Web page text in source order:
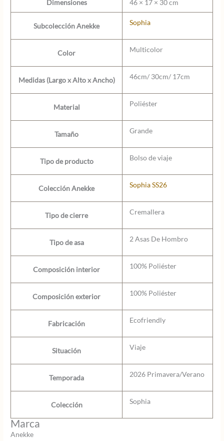
Dimensiones 46 × 17 × 30 cm
Subcolección Anekke Sophia
Color Multicolor
Medidas (Largo x Alto x Ancho) 46cm/ 30cm/ 17cm
Material Poliéster
Tamaño Grande
Tipo de producto Bolso de viaje
Colección Anekke Sophia SS26
Tipo de cierre Cremallera
Tipo de asa 2 Asas De Hombro
Composición interior 100% Poliéster
Composición exterior 100% Poliéster
Fabricación Ecofriendly
Situación Viaje
Temporada 2026 Primavera/Verano
Colección Sophia
Marca
Anekke